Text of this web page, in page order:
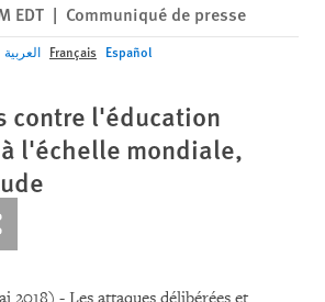
EDT | Communiqué de presse
العربية Français Español
contre l'éducation
l'échelle mondiale,
Bluesky
this via Partagez